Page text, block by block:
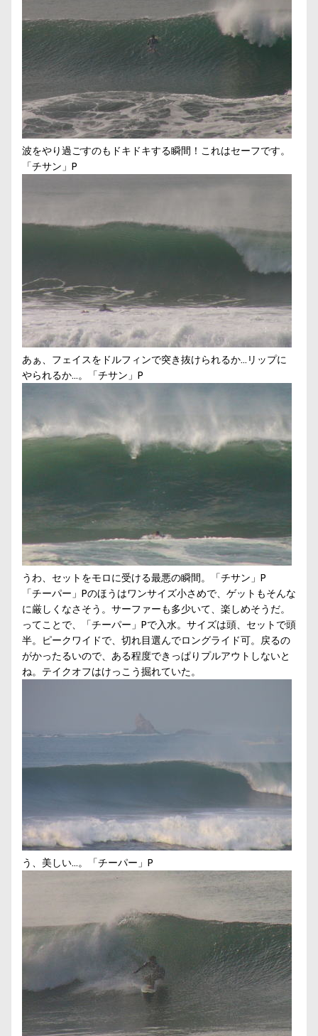
波をやり過ごすのもドキドキする瞬間！これはセーフです。
「チサン」P
あぁ、フェイスをドルフィンで突き抜けられるか…リップに
やられるか…。「チサン」P
うわ、セットをモロに受ける最悪の瞬間。「チサン」P
「チーパー」Pのほうはワンサイズ小さめで、ゲットもそんな
に厳しくなさそう。サーファーも多少いて、楽しめそうだ。
ってことで、「チーパー」Pで入水。サイズは頭、セットで頭
半。ピークワイドで、切れ目選んでロングライド可。戻るの
がかったるいので、ある程度できっぱりプルアウトしないと
ね。テイクオフはけっこう掘れていた。
う、美しい…。「チーパー」P